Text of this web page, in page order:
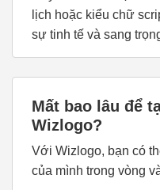
lịch hoặc kiểu chữ
sự tinh tế và sang
Mất bao lâu để
Wizlogo?
Với Wizlogo, bạn có
của mình trong vòng